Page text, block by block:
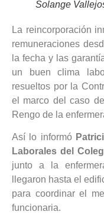
Solange
La reincorporación
remuneraciones
la fecha y las
un buen clima
resueltos por la
el marco del caso
Rengo de la
Así lo informó
Laborales del
junto a la
llegaron hasta el
para coordinar el
funcionaria.